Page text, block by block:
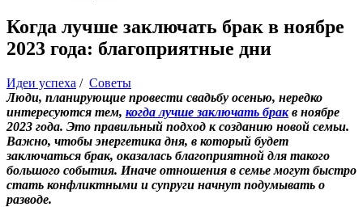
Когда лучше заключать брак в ноябре
2023 года: благоприятные дни
Идеи успеха / Советы
Люди, планирующие провести свадьбу осенью, нередко
интересуются тем, когда лучше заключать бракв ноябре
2023 года. Это правильный подход к созданию новой семьи.
Важно, чтобы энергетика дня, в который будет
заключаться брак, оказалась благоприятной для такого
большого события. Иначе отношения в семье могут быстро
стать конфликтными и супруги начнут подумывать о
разводе.